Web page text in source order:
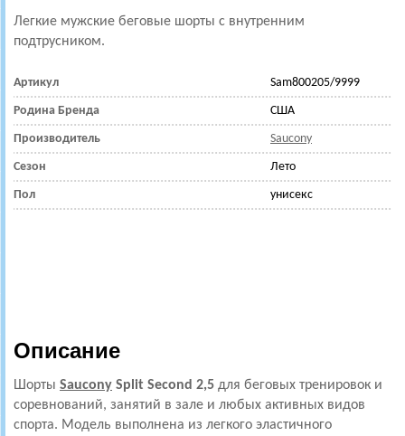
Легкие мужские беговые шорты с внутренним
подтрусником.
Артикул Sam800205/9999
Родина Бренда США
Производитель Saucony
Сезон Лето
Пол унисекс
Описание
Шорты Saucony Split Second 2,5 для беговых тренировок и
соревнований, занятий в зале и любых активных видов
спорта. Модель выполнена из легкого эластичного